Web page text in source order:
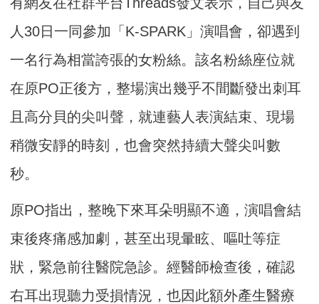
人30日一同參加「K-SPARK」演唱會，卻遇到
一名行為相當誇張的女粉絲。該名粉絲座位就
在原PO正後方，整場演出幾乎不間斷發出刺耳
且高分貝的尖叫聲，就連藝人表演結束、現場
稍微安靜的時刻，也會突然持續大聲尖叫數
秒。
原PO指出，整晚下來耳朵明顯不適，演唱會結
束後疼痛感加劇，甚至出現暈眩、嘔吐等症
狀，緊急前往醫院急診。經醫師檢查後，確認
右耳出現聽力受損情況，也因此額外產生醫療